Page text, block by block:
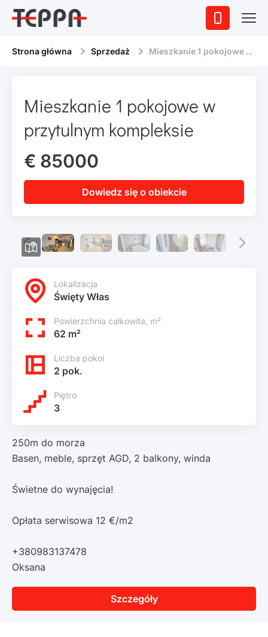
Strona główna Sprzedaż Mieszkanie 1 pokojowe w przytulnym kompleksie
Mieszkanie 1 pokojowe w
przytulnym kompleksie
€ 85000
Dowiedz się o obiekcie
Lokalizacja
Święty Włas
Powierzchnia całkowita, m²
62 m²
Liczba pokoi
2 pok.
Piętro
3
250m do morza
Basen, meble, sprzęt AGD, 2 balkony, winda
Świetne do wynajęcia!
Opłata serwisowa 12 €/m2
+380983137478
Oksana
Szczegóły